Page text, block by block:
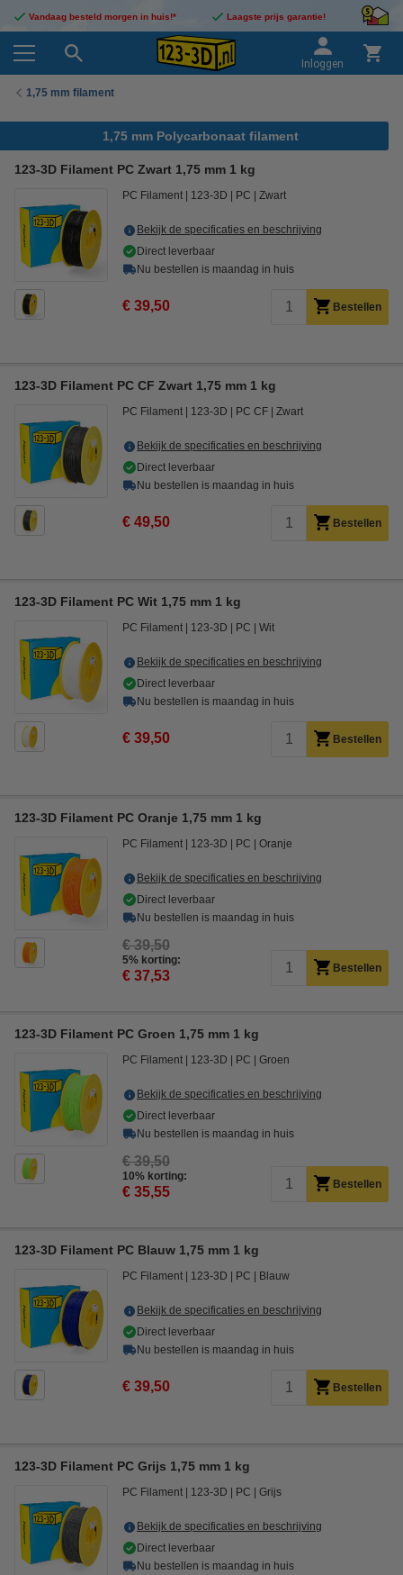
Vandaag besteld morgen in huis!* Laagste prijs garantie!
Inloggen
1,75 mm filament
1,75 mm Polycarbonaat filament
123-3D Filament PC Zwart 1,75 mm 1 kg
PC Filament 123-3D PC Zwart
Bekijk de specificaties en beschrijving
Direct leverbaar
Nu bestellen is maandag in huis
€ 39,50 Bestellen
123-3D Filament PC CF Zwart 1,75 mm 1 kg
PC Filament 123-3D PC CF Zwart
Bekijk de specificaties en beschrijving
Direct leverbaar
Nu bestellen is maandag in huis
€ 49,50 Bestellen
123-3D Filament PC Wit 1,75 mm 1 kg
PC Filament 123-3D PC Wit
Bekijk de specificaties en beschrijving
Direct leverbaar
Nu bestellen is maandag in huis
€ 39,50 Bestellen
123-3D Filament PC Oranje 1,75 mm 1 kg
PC Filament 123-3D PC Oranje
Bekijk de specificaties en beschrijving
Direct leverbaar
Nu bestellen is maandag in huis
€ 39,50
5% korting:
€ 37,53 Bestellen
123-3D Filament PC Groen 1,75 mm 1 kg
PC Filament 123-3D PC Groen
Bekijk de specificaties en beschrijving
Direct leverbaar
Nu bestellen is maandag in huis
€ 39,50
10% korting:
€ 35,55 Bestellen
123-3D Filament PC Blauw 1,75 mm 1 kg
PC Filament 123-3D PC Blauw
Bekijk de specificaties en beschrijving
Direct leverbaar
Nu bestellen is maandag in huis
€ 39,50 Bestellen
123-3D Filament PC Grijs 1,75 mm 1 kg
PC Filament 123-3D PC Grijs
Bekijk de specificaties en beschrijving
Direct leverbaar
Nu bestellen is maandag in huis